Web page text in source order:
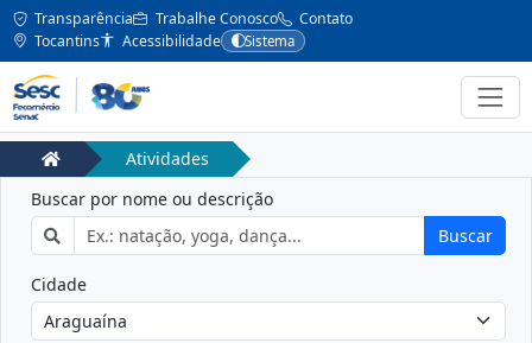
Transparência Trabalhe Conosco
Contato
Tocantins
Acessibilidade Sistema
Atividades
Buscar por nome ou descrição
Buscar
Cidade